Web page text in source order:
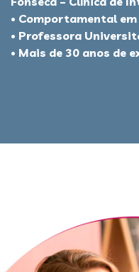
• Comportamental
• Professora
• Mais de 30 anos de